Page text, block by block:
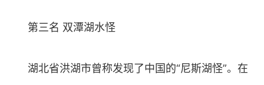
第三名 双潭湖水怪
湖北省洪湖市曾称发现了中国的“尼斯湖怪”。在